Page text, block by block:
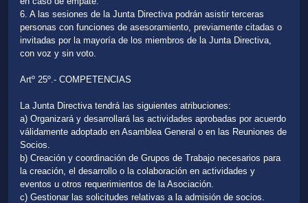
6. A las sesiones de la Junta Directiva podrán asistir terceras
personas con funciones de asesoramiento, previamente citadas o
invitadas por la mayoría de los miembros de la Junta Directiva,
con voz y sin voto.
Artº 25º.- COMPETENCIAS
La Junta Directiva tendrá las siguientes atribuciones:
a) Organizará y desarrollará las actividades aprobadas por acuerdo
válidamente adoptado en Asamblea General o en las Reuniones de
Socios.
b) Creación y coordinación de Grupos de Trabajo necesarios para
la creación, el desarrollo o la colaboración en actividades y
eventos u otros requerimientos de la Asociación.
c) Gestionar las solicitudes relativas a la admisión de socios.